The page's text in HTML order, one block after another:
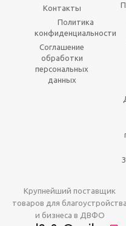
Контакты
Политика
конфиденциальности
Соглашение
обработки
персональных
данных
Крупнейший поставщик
товаров для благоустройства
и бизнеса в ДВФО